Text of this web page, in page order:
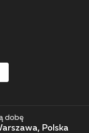
dobę
Polska